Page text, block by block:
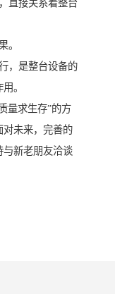
直接关系着整台
。
，是整台设备的
。
量求生存”的方
对未来，完善的
与新老朋友洽谈